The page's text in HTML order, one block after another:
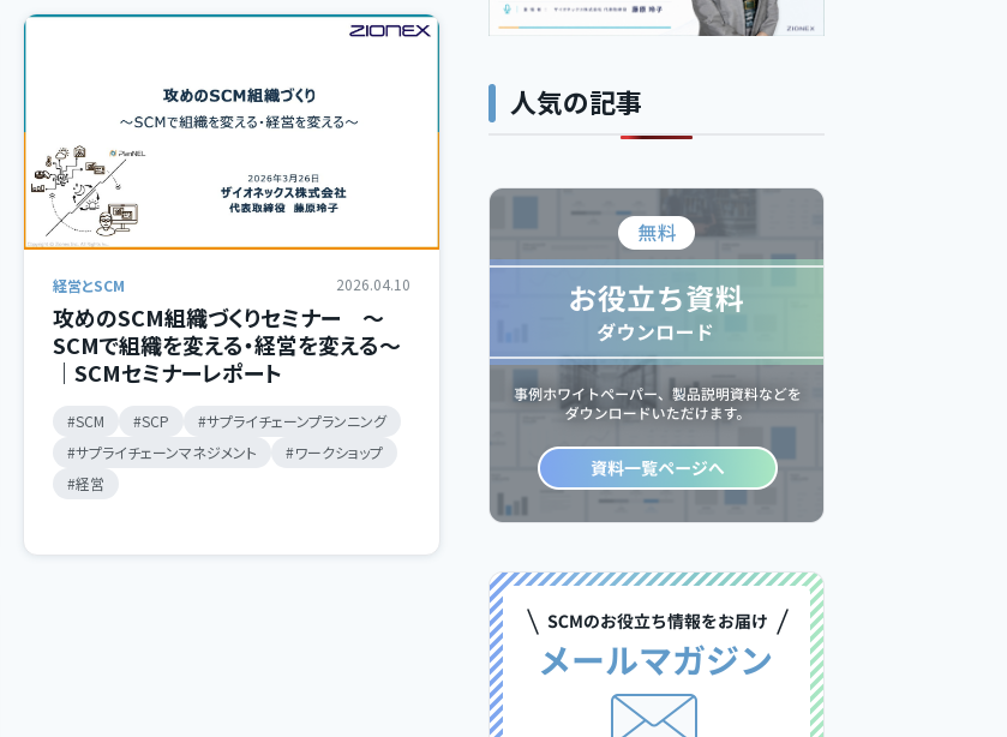
経営とSCM 2026.04.10
攻めのSCM組織づくりセミナー 〜
SCMで組織を変える・経営を変える〜
｜SCMセミナーレポート
SCM SCP
サプライチェーンプランニング
サプライチェーンマネジメント
ワークショップ
経営
人気の記事